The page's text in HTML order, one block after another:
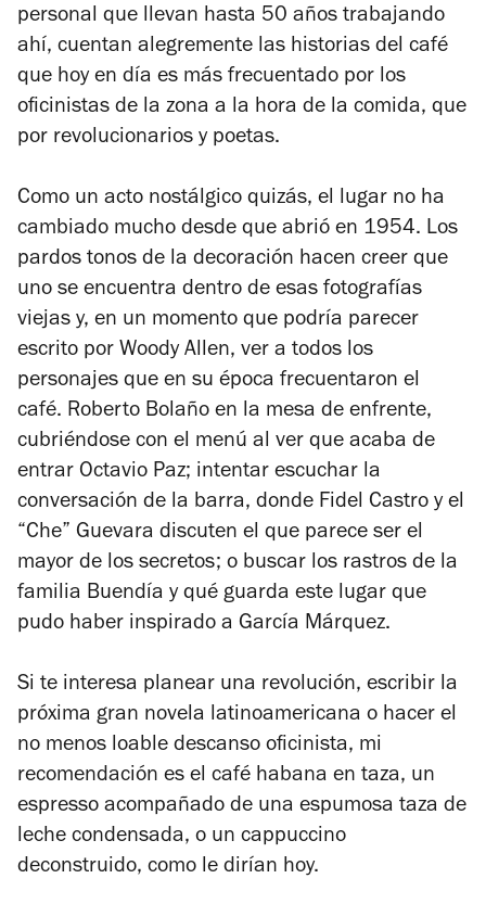
personal que llevan hasta 50 años trabajando
ahí, cuentan alegremente las historias del café
que hoy en día es más frecuentado por los
oficinistas de la zona a la hora de la comida, que
por revolucionarios y poetas.
Como un acto nostálgico quizás, el lugar no ha
cambiado mucho desde que abrió en 1954. Los
pardos tonos de la decoración hacen creer que
uno se encuentra dentro de esas fotografías
viejas y, en un momento que podría parecer
escrito por Woody Allen, ver a todos los
personajes que en su época frecuentaron el
café. Roberto Bolaño en la mesa de enfrente,
cubriéndose con el menú al ver que acaba de
entrar Octavio Paz; intentar escuchar la
conversación de la barra, donde Fidel Castro y el
“Che” Guevara discuten el que parece ser el
mayor de los secretos; o buscar los rastros de la
familia Buendía y qué guarda este lugar que
pudo haber inspirado a García Márquez.
Si te interesa planear una revolución, escribir la
próxima gran novela latinoamericana o hacer el
no menos loable descanso oficinista, mi
recomendación es el café habana en taza, un
espresso acompañado de una espumosa taza de
leche condensada, o un cappuccino
deconstruido, como le dirían hoy.